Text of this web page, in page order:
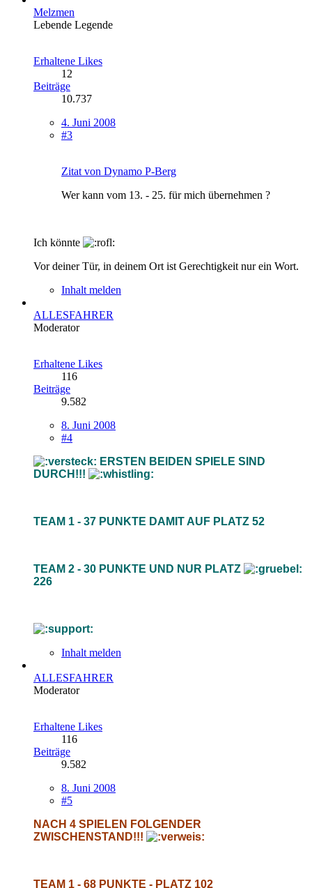
Melzmen
Lebende Legende
Erhaltene Likes
12
Beiträge
10.737
4. Juni 2008
#3
Zitat von Dynamo P-Berg
Wer kann vom 13. - 25. für mich übernehmen ?
Ich könnte
Vor deiner Tür, in deinem Ort ist Gerechtigkeit nur ein Wort.
Inhalt melden
ALLESFAHRER
Moderator
Erhaltene Likes
116
Beiträge
9.582
8. Juni 2008
#4
ERSTEN BEIDEN SPIELE SIND
DURCH!!!
TEAM 1 - 37 PUNKTE DAMIT AUF PLATZ 52
TEAM 2 - 30 PUNKTE UND NUR PLATZ
226
Inhalt melden
ALLESFAHRER
Moderator
Erhaltene Likes
116
Beiträge
9.582
8. Juni 2008
#5
NACH 4 SPIELEN FOLGENDER
ZWISCHENSTAND!!!
TEAM 1 - 68 PUNKTE - PLATZ 102